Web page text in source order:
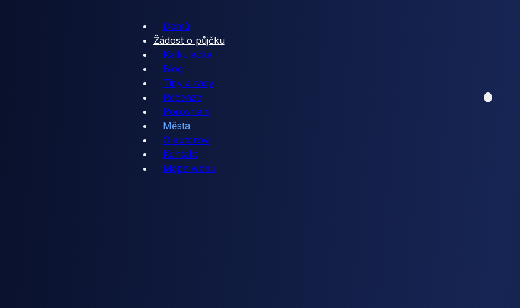
Domů
Žádost o půjčku
Kalkulačka
Blog
Tipy a rady
Recenze
Porovnání
Města
O autorovi
Kontakt
Mapa webu